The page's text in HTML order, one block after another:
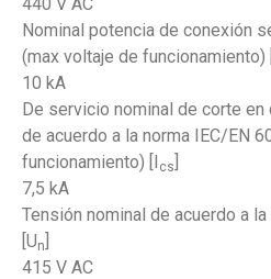
Nominal potencia de conexión
(max voltaje de funcionamiento)
10 kA
De servicio nominal de corte
de acuerdo a la norma IEC/EN
funcionamiento) [I cs
7,5 kA
Tensión nominal de acuerdo a
[Un
415 V AC